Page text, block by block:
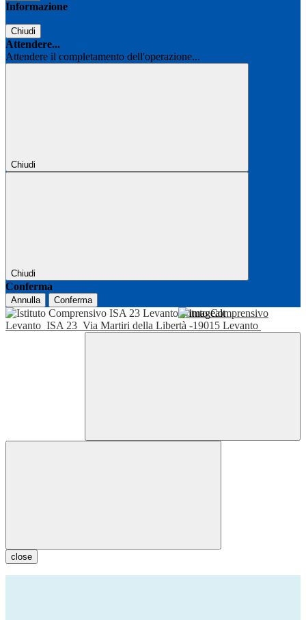
Informazione
Chiudi
Attendere...
Attendere il completamento dell'operazione...
Chiudi
Chiudi
Conferma
Annulla Conferma
Istituto Comprensivo
Levanto ISA 23 Via Martiri della Libertà -19015 Levanto
close